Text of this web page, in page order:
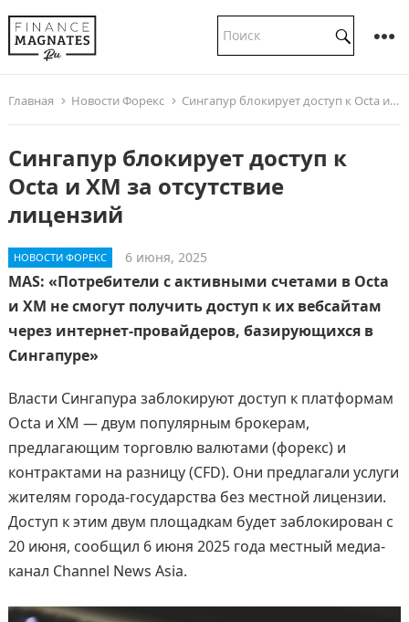
Главная Новости Форекс Сингапур блокирует доступ к Octa и XM за отсутствие лицензий
Сингапур блокирует доступ к
Octa и XM за отсутствие
лицензий
НОВОСТИ ФОРЕКС 6 июня, 2025
MAS: «Потребители с активными счетами в Octa
и XM не смогут получить доступ к их вебсайтам
через интернет-провайдеров, базирующихся в
Сингапуре»
Власти Сингапура заблокируют доступ к платформам
Octa и XM — двум популярным брокерам,
предлагающим торговлю валютами (форекс) и
контрактами на разницу (CFD). Они предлагали услуги
жителям города-государства без местной лицензии.
Доступ к этим двум площадкам будет заблокирован с
20 июня, сообщил 6 июня 2025 года местный медиа-
канал Channel News Asia.